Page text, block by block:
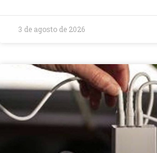
3 de agosto de 2026